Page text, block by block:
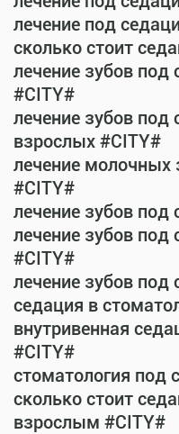
лечение под
сколько стоит
лечение зубов под
#CITY#
лечение зубов
взрослых #CITY#
лечение молочных
#CITY#
лечение зубов под
лечение зубов
#CITY#
лечение зубов под
седация в
внутривенная
#CITY#
стоматология под
сколько стоит
взрослым #CITY#